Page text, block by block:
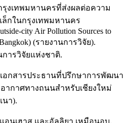
งเทพมหานครที่ส่งผลต่อความ
กในกรุงเทพมหานคร
city Air Pollution Sources to
(รายงานการวิจัย).
ารวิจัยแห่งชาติ.
เอกสารประธานที่ปรึกษาการพัฒนา
กาศทางถนนสำหรับเชียงใหม่
นา).
อนเฮาส และอัลลิยา เหมือนอบ.